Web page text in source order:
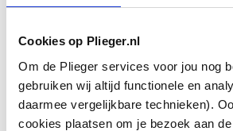
Cookies op Plieger.nl
Om de Plieger services voor jou nog
gebruiken wij altijd functionele en
daarmee vergelijkbare technieken).
cookies plaatsen om je bezoek aan
Met blad
Met waskom(men) Nee
Aantal waskommen 0